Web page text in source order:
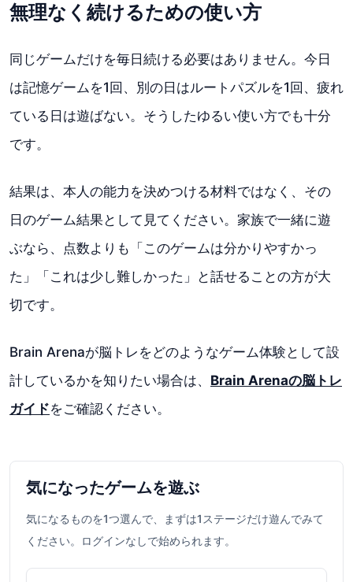
無理なく続けるための使い方
同じゲームだけを毎日続ける必要はありません。今日
は記憶ゲームを1回、別の日はルートパズルを1回、疲れ
ている日は遊ばない。そうしたゆるい使い方でも十分
です。
結果は、本人の能力を決めつける材料ではなく、その
日のゲーム結果として見てください。家族で一緒に遊
ぶなら、点数よりも「このゲームは分かりやすかっ
た」「これは少し難しかった」と話せることの方が大
切です。
Brain Arenaが脳トレをどのようなゲーム体験として設
計しているかを知りたい場合は、 Brain Arenaの脳トレ
ガイドをご確認ください。
気になったゲームを遊ぶ
気になるものを1つ選んで、まずは1ステージだけ遊んでみて
ください。ログインなしで始められます。